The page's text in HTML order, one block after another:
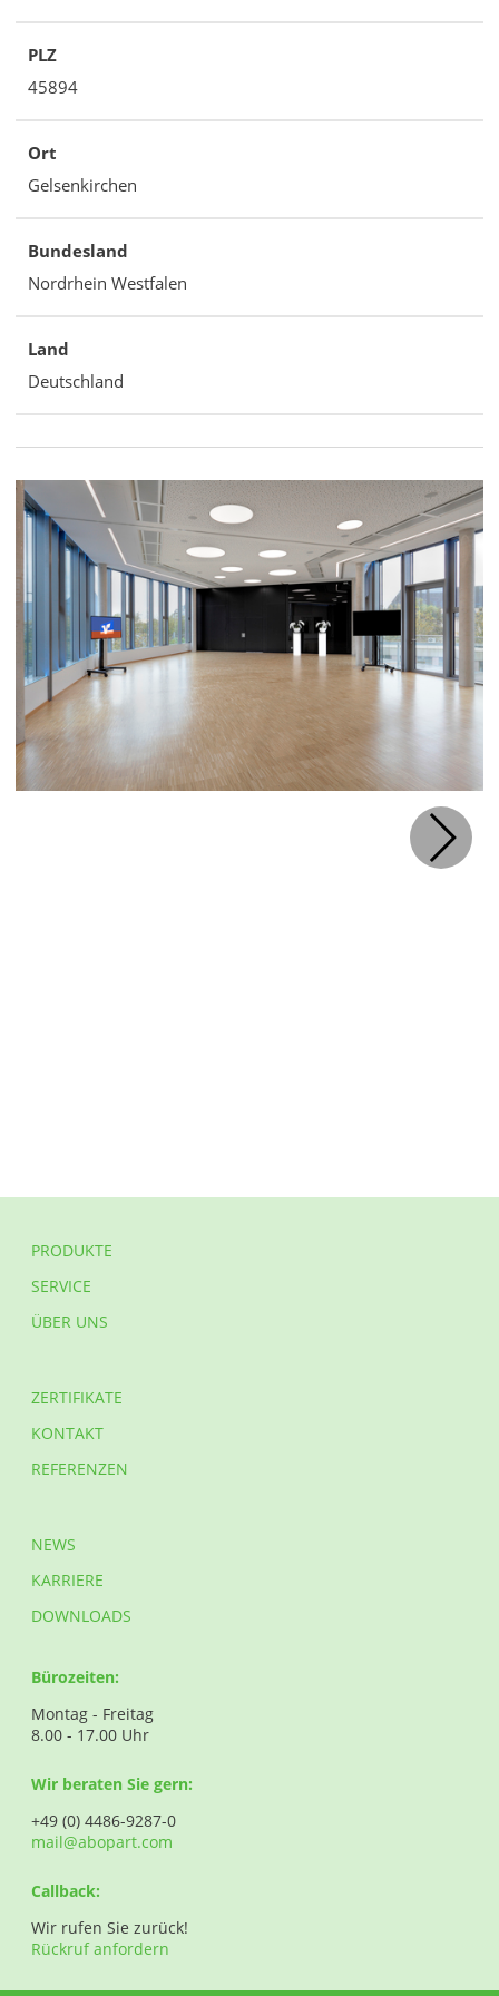
PLZ
45894
Ort
Gelsenkirchen
Bundesland
Nordrhein Westfalen
Land
Deutschland
PRODUKTE
SERVICE
ÜBER UNS
ZERTIFIKATE
KONTAKT
REFERENZEN
NEWS
KARRIERE
DOWNLOADS
Bürozeiten:
Montag - Freitag
8.00 - 17.00 Uhr
Wir beraten Sie gern:
+49 (0) 4486-9287-0
mail@abopart.com
Callback:
Wir rufen Sie zurück!
Rückruf anfordern